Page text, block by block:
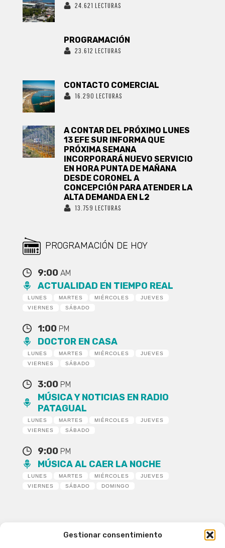
Gestionar consentimiento
24.621 LECTURAS
PROGRAMACIÓN
23.612 LECTURAS
CONTACTO COMERCIAL
16.290 LECTURAS
A CONTAR DEL PRÓXIMO LUNES
13 EFE SUR INFORMA QUE
PRÓXIMA SEMANA
INCORPORARÁ NUEVO SERVICIO
EN HORA PUNTA DE MAÑANA
DESDE CORONEL A
CONCEPCIÓN PARA ATENDER LA
ALTA DEMANDA EN L2
13.759 LECTURAS
PROGRAMACIÓN DE HOY
9:00 AM
ACTUALIDAD EN TIEMPO REAL
LUNES MARTES MIÉRCOLES
JUEVES
VIERNES
SÁBADO
1:00 PM
DOCTOR EN CASA
LUNES MARTES MIÉRCOLES
JUEVES
VIERNES
SÁBADO
3:00 PM
MÚSICA Y NOTICIAS EN RADIO
PATAGUAL
LUNES MARTES MIÉRCOLES
JUEVES
VIERNES
SÁBADO
9:00 PM
MÚSICA AL CAER LA NOCHE
LUNES MARTES MIÉRCOLES
JUEVES
VIERNES
SÁBADO DOMINGO